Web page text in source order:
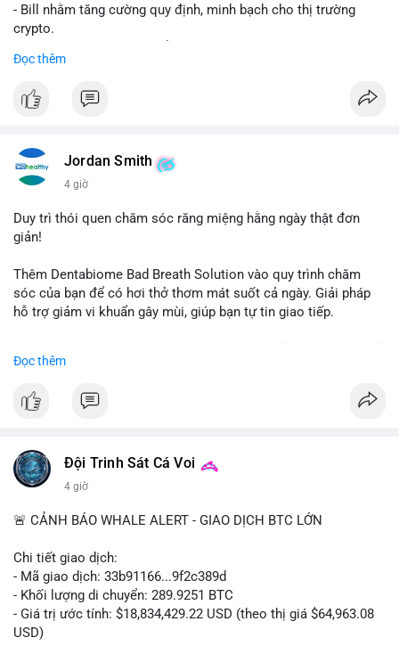
- Bill nhằm tăng cường quy định, minh bạch cho thị trường
crypto.
- Bill có thể ảnh hưởng pháp lý, hoạt động của các đồng tiền kỹ
$btc $eth
#vlikevn #titanbot
Đọc thêm
Jordan Smith
4 giờ
Duy trì thói quen chăm sóc răng miệng hằng ngày thật đơn
giản!
Thêm Dentabiome Bad Breath Solution vào quy trình chăm
sóc của bạn để có hơi thở thơm mát suốt cả ngày. Giải pháp
hỗ trợ giảm vi khuẩn gây mùi, giúp bạn tự tin giao tiếp.
lớn cho nụ cười khỏe mạnh.
#dentabiome #badbreathsolution
Đọc thêm
Đội Trinh Sát Cá Voi
4 giờ
🚨 CẢNH BÁO WHALE ALERT - GIAO DỊCH BTC LỚN
Chi tiết giao dịch:
- Mã giao dịch: 33b91166...9f2c389d
- Khối lượng di chuyển: 289.9251 BTC
- Giá trị ước tính: $18,834,429.22 USD (theo thị giá $64,963.08
USD)